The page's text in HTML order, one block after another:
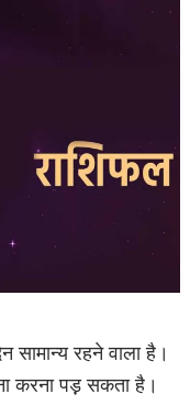
सामान्य रहने वाला है।
करना पड़़ सकता है।